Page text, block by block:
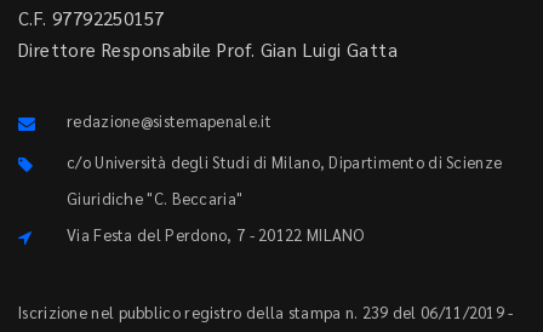
C.F. 97792250157
Direttore Responsabile Prof. Gian Luigi Gatta
redazione@sistemapenale.it
c/o Università degli Studi di Milano, Dipartimento di Scienze
Giuridiche "C. Beccaria"
Via Festa del Perdono, 7 - 20122 MILANO
Iscrizione nel pubblico registro della stampa n. 239 del 06/11/2019 -